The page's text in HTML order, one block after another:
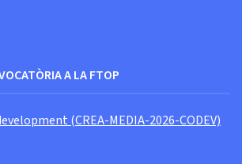
A LA FTOP
(CREA-MEDIA-2026-CODEV)